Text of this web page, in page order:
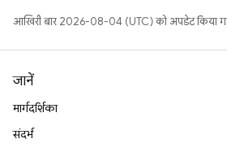
आखिरी बार 2026-08-04 (UTC) को अपडेट किया
जानें
मार्गदर्शिका
संदर्भ